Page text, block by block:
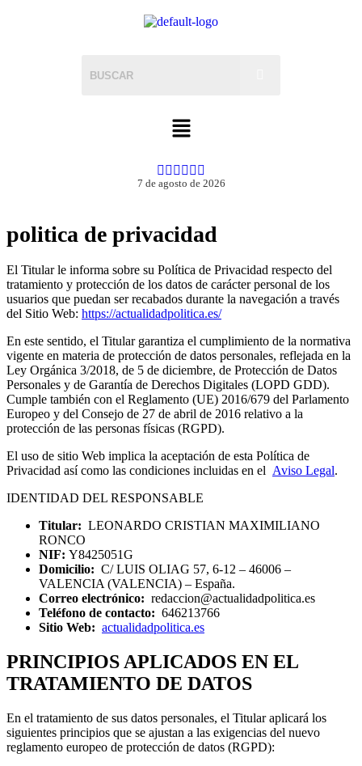
7 de agosto de 2026
politica de privacidad
El Titular le informa sobre su Política de Privacidad respecto del
tratamiento y protección de los datos de carácter personal de los
usuarios que puedan ser recabados durante la navegación a través
del Sitio Web: https://actualidadpolitica.es/
En este sentido, el Titular garantiza el cumplimiento de la normativa
vigente en materia de protección de datos personales, reflejada en la
Ley Orgánica 3/2018, de 5 de diciembre, de Protección de Datos
Personales y de Garantía de Derechos Digitales (LOPD GDD).
Cumple también con el Reglamento (UE) 2016/679 del Parlamento
Europeo y del Consejo de 27 de abril de 2016 relativo a la
protección de las personas físicas (RGPD).
El uso de sitio Web implica la aceptación de esta Política de
Privacidad así como las condiciones incluidas en el Aviso Legal.
IDENTIDAD DEL RESPONSABLE
Titular: LEONARDO CRISTIAN MAXIMILIANO
RONCO
NIF: Y8425051G
Domicilio: C/ LUIS OLIAG 57, 6-12 – 46006 –
VALENCIA (VALENCIA) – España.
Correo electrónico: redaccion@actualidadpolitica.es
Teléfono de contacto: 646213766
Sitio Web: actualidadpolitica.es
PRINCIPIOS APLICADOS EN EL
TRATAMIENTO DE DATOS
En el tratamiento de sus datos personales, el Titular aplicará los
siguientes principios que se ajustan a las exigencias del nuevo
reglamento europeo de protección de datos (RGPD):